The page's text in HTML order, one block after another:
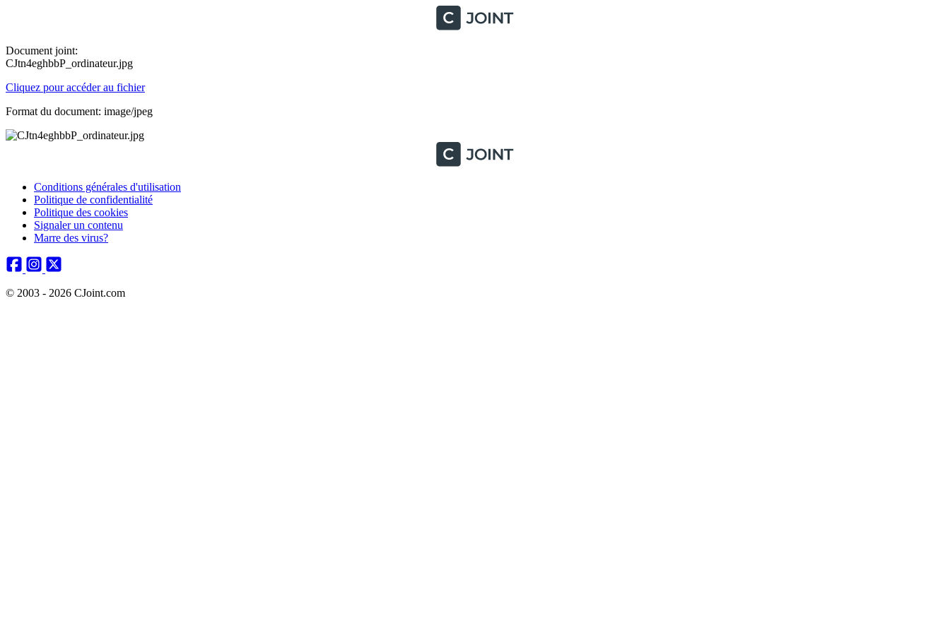
Document joint:
CJtn4eghbbP_ordinateur.jpg
Cliquez pour accéder au fichier
Format du document: image/jpeg
Conditions générales d'utilisation
Politique de confidentialité
Politique des cookies
Signaler un contenu
Marre des virus?
© 2003 - 2026 CJoint.com